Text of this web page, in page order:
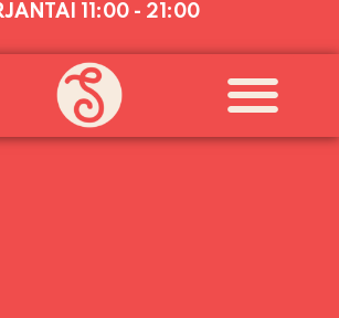
11:00 - 21:00
PÄIVITTÄIN (MA-SU
SUNNUNTAIHIN 16.8.
JÄLKEEN OLEMME
VIIKONLOPPUISIN (PE-